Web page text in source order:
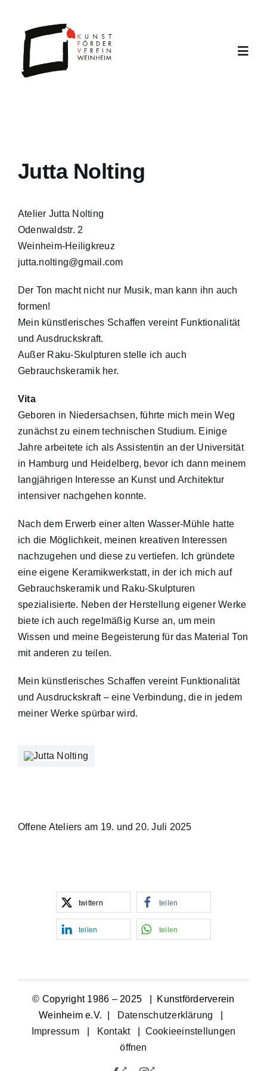
springen
Jutta Nolting
Atelier Jutta Nolting
Odenwaldstr. 2
Weinheim-Heiligkreuz
jutta.nolting@gmail.com
Der Ton macht nicht nur Musik, man kann ihn auch
formen!
Mein künstlerisches Schaffen vereint Funktionalität
und Ausdruckskraft.
Außer Raku-Skulpturen stelle ich auch
Gebrauchskeramik her.
Vita
Geboren in Niedersachsen, führte mich mein Weg
zunächst zu einem technischen Studium. Einige
Jahre arbeitete ich als Assistentin an der Universität
in Hamburg und Heidelberg, bevor ich dann meinem
langjährigen Interesse an Kunst und Architektur
intensiver nachgehen konnte.
Nach dem Erwerb einer alten Wasser-Mühle hatte
ich die Möglichkeit, meinen kreativen Interessen
nachzugehen und diese zu vertiefen. Ich gründete
eine eigene Keramikwerkstatt, in der ich mich auf
Gebrauchskeramik und Raku-Skulpturen
spezialisierte. Neben der Herstellung eigener Werke
biete ich auch regelmäßig Kurse an, um mein
Wissen und meine Begeisterung für das Material Ton
mit anderen zu teilen.
Mein künstlerisches Schaffen vereint Funktionalität
und Ausdruckskraft – eine Verbindung, die in jedem
meiner Werke spürbar wird.
Offene Ateliers am 19. und 20. Juli 2025
twittern teilen
teilen teilen
© Copyright 1986 – 2025 | Kunstförderverein
Weinheim e.V. |
Datenschutzerklärung
Impressum| Kontakt
Cookieeinstellungen
öffnen